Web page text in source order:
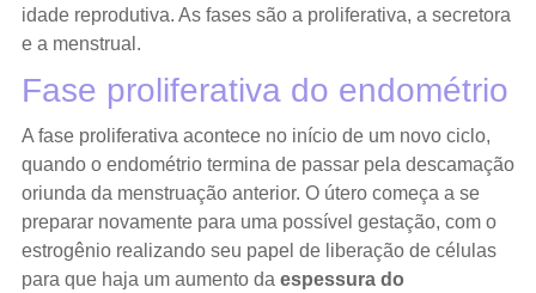
idade reprodutiva. As fases são a proliferativa, a secretora
e a menstrual.
Fase proliferativa do endométrio
A fase proliferativa acontece no início de um novo ciclo,
quando o endométrio termina de passar pela descamação
oriunda da menstruação anterior. O útero começa a se
preparar novamente para uma possível gestação, com o
estrogênio realizando seu papel de liberação de células
para que haja um aumento da espessura do